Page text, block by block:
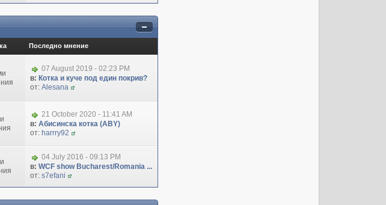
Последно мнение
07 August 2019 - 02:23 PM
в: Котка и куче под един покрив?
от: Alesana
21 October 2020 - 11:41 AM
в: Абисинска котка (ABY)
от: harrry92
04 July 2016 - 09:13 PM
в: WCF show Bucharest/Romania ...
от: s7efani